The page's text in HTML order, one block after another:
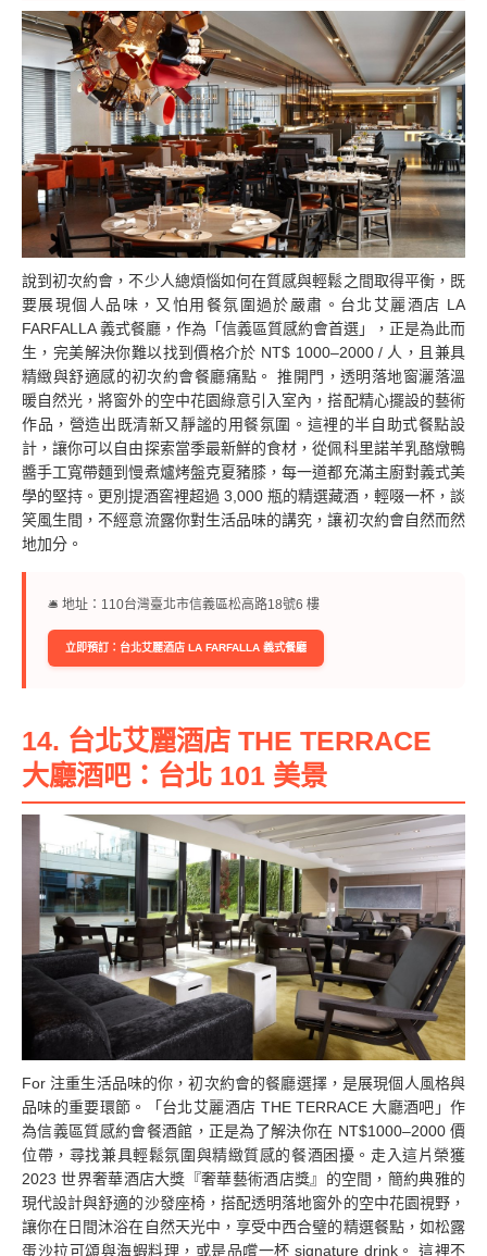
說到初次約會，不少人總煩惱如何在質感與輕鬆之間取得平衡，既
要展現個人品味，又怕用餐氛圍過於嚴肅。台北艾麗酒店 LA
FARFALLA 義式餐廳，作為「信義區質感約會首選」，正是為此而
生，完美解決你難以找到價格介於 NT$ 1000–2000 / 人，且兼具
精緻與舒適感的初次約會餐廳痛點。 推開門，透明落地窗灑落溫
暖自然光，將窗外的空中花園綠意引入室內，搭配精心擺設的藝術
作品，營造出既清新又靜謐的用餐氛圍。這裡的半自助式餐點設
計，讓你可以自由探索當季最新鮮的食材，從佩科里諾羊乳酪燉鴨
醬手工寬帶麵到慢煮爐烤盤克夏豬膝，每一道都充滿主廚對義式美
學的堅持。更別提酒窖裡超過 3,000 瓶的精選藏酒，輕啜一杯，談
笑風生間，不經意流露你對生活品味的講究，讓初次約會自然而然
地加分。
🛎︎ 地址：110台灣臺北市信義區松高路18號6 樓
立即預訂：台北艾麗酒店 LA FARFALLA 義式餐廳
14. 台北艾麗酒店 THE TERRACE
大廳酒吧：台北 101 美景
For 注重生活品味的你，初次約會的餐廳選擇，是展現個人風格與
品味的重要環節。「台北艾麗酒店 THE TERRACE 大廳酒吧」作
為信義區質感約會餐酒館，正是為了解決你在 NT$1000–2000 價
位帶，尋找兼具輕鬆氛圍與精緻質感的餐酒困擾。走入這片榮獲
2023 世界奢華酒店大獎『奢華藝術酒店獎』的空間，簡約典雅的
現代設計與舒適的沙發座椅，搭配透明落地窗外的空中花園視野，
讓你在日間沐浴在自然天光中，享受中西合璧的精選餐點，如松露
蛋沙拉可頌與海蝦料理，或是品嚐一杯 signature drink。 這裡不